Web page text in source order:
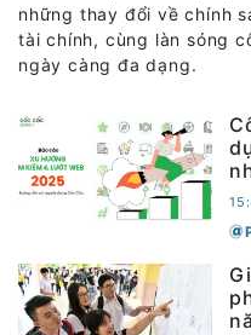
những thay đổi về chính
tài chính, cùng làn sóng
ngày càng đa dạng.